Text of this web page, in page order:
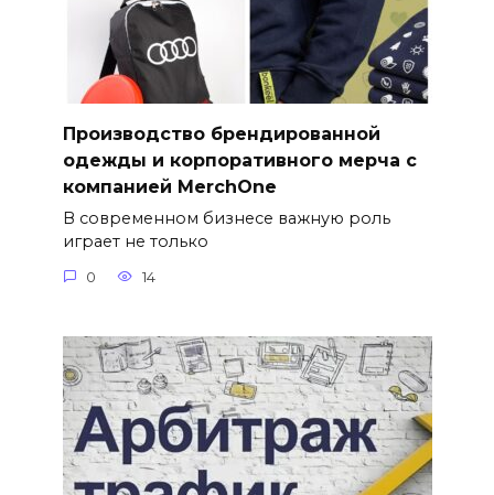
Производство брендированной
одежды и корпоративного мерча с
компанией MerchOne
В современном бизнесе важную роль
играет не только
0 14